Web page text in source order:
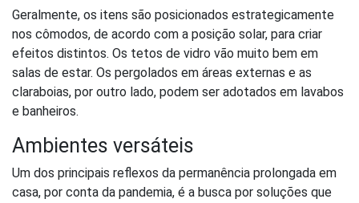
Geralmente, os itens são posicionados estrategicamente
nos cômodos, de acordo com a posição solar, para criar
efeitos distintos. Os tetos de vidro vão muito bem em
salas de estar. Os pergolados em áreas externas e as
claraboias, por outro lado, podem ser adotados em lavabos
e banheiros.
Ambientes versáteis
Um dos principais reflexos da permanência prolongada em
casa, por conta da pandemia, é a busca por soluções que